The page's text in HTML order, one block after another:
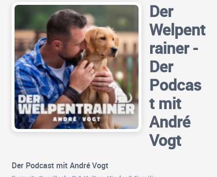
Der
Welpent
rainer -
Der
Podcas
t mit
André
Vogt
Der Podcast mit André Vogt